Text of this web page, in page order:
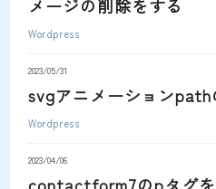
メージの削除をする
Wordpress
2023/05/31
svgアニメーション
Wordpress
2023/04/06